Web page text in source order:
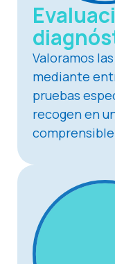
Valoramos
mediante
pruebas
recogen en